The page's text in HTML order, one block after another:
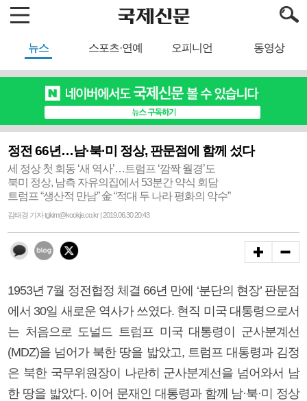
뉴스 스포츠·연예 오피니언 동영상
정전 66년…남·북·미 정상, 판문점에 함께 섰다
세 정상 첫 회동 ‘새 역사’…트럼프 ‘깜짝 월경’도
북미 정상, 남측 자유의집에서 53분간 약식 회담
트럼프 “생산적 만남” 金 “적대 두 나라 평화의 악수”
김태경 기자 tgkim@kookje.co.kr | 2019.06.30 20:43
1953년 7월 정전협정 체결 66년 만에 ‘분단의 현장’ 판문점
에서 30일 새로운 역사가 쓰였다. 현직 미국 대통령으로서
는 처음으로 도널드 트럼프 미국 대통령이 군사분계선
(MDZ)을 넘어가 북한 땅을 밟았고, 트럼프 대통령과 김정
은 북한 국무위원장이 나란히 군사분계선을 넘어와서 남
한 땅을 밟았다. 이어 문재인 대통령과 함께 남·북·미 정상